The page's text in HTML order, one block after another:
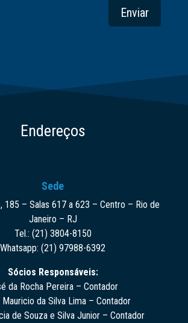
Enviar
Endereços
Sede
185 – Salas 617 a 623 – Centro – Rio de
Janeiro – RJ
Tel.: (21) 3804-8150
Whatsapp: (21) 97988-6392
Sócios Responsáveis:
da Rocha Pereira – Contador
da Silva Lima – Contador
de Souza e Silva Junior – Contador